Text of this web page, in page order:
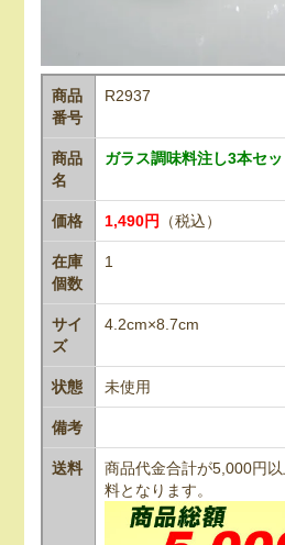
商品
番号
R2937
商品
名
ガラス調味料注し3本セ
価格 1,490円 （税込）
在庫
個数
1
サイ
ズ
4.2cm×8.7cm
状態 未使用
備考
送料
商品代金合計が5,000円
料となります。